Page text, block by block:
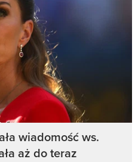
wiadomość ws.
aż do teraz